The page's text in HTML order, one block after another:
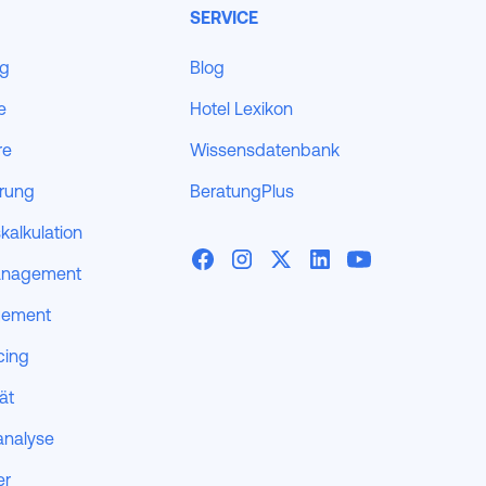
SERVICE
Blog
Hotel Lexikon
Wissensdatenbank
BeratungPlus